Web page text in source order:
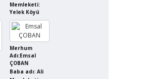
Memleketi:
Yelek Köyü
Merhum
Adı:Emsal
ÇOBAN
Baba adı: Ali